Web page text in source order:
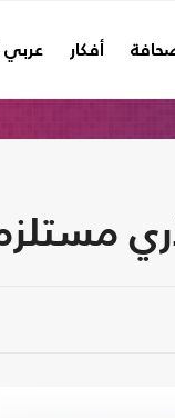
أفكار عربي